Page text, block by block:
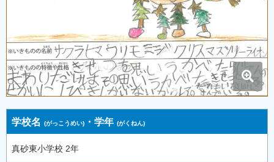
学校名 ・学年
真砂東小学校 2年